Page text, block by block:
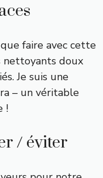
faire avec cette
nettoyants doux
Je suis une
– un véritable
!
/ éviter